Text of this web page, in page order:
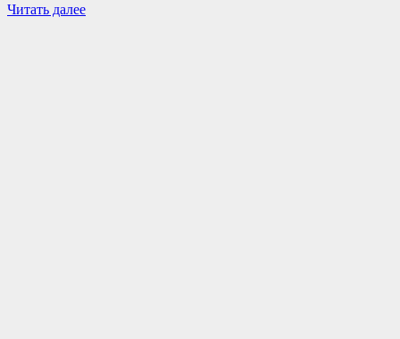
Читать далее